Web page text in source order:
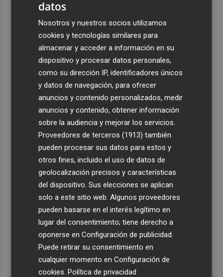
datos
Nosotros y nuestros socios utilizamos
cookies y tecnologías similares para
almacenar y acceder a información en su
dispositivo y procesar datos personales,
como su dirección IP, identificadores únicos
y datos de navegación, para ofrecer
anuncios y contenido personalizados, medir
anuncios y contenido, obtener información
sobre la audiencia y mejorar los servicios.
Proveedores de terceros (1913) también
pueden procesar sus datos para estos y
otros fines, incluido el uso de datos de
geolocalización precisos y características
del dispositivo. Sus elecciones se aplican
solo a este sitio web. Algunos proveedores
pueden basarse en el interés legítimo en
lugar del consentimiento; tiene derecho a
oponerse enConfiguración de publicidad.
Puede retirar su consentimiento en
cualquier momento enConfiguración de
cookies.Política de privacidad